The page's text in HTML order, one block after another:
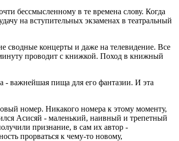
бессмысленному в те времена слову. Когда
на вступительных экзаменах в театральный
сводные концерты и даже на телевидение. Все
проводит с книжкой. Поход в книжный
- важнейшая пища для его фантазии. И эта
номер. Никакого номера к этому моменту,
Асисяй - маленький, наивный и трепетный
признание, в сам их автор -
прорваться к чему-то новому,